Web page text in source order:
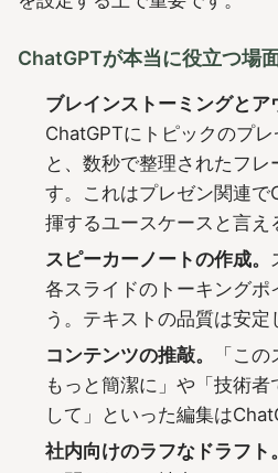
ChatGPTが本当に役立つ場
ブレインストーミングとア
ChatGPTにトピックのプ
と、数秒で整理されたフレ
す。これはプレゼン関連で
揮するユースケースと言え
スピーカーノートの作成。
各スライドのトーキングポ
う。テキストの品質は安定
コンテンツの推敲。
「こ
もっと簡潔に」や「技術
して」といった編集は
社内向けのラフなドラフト。